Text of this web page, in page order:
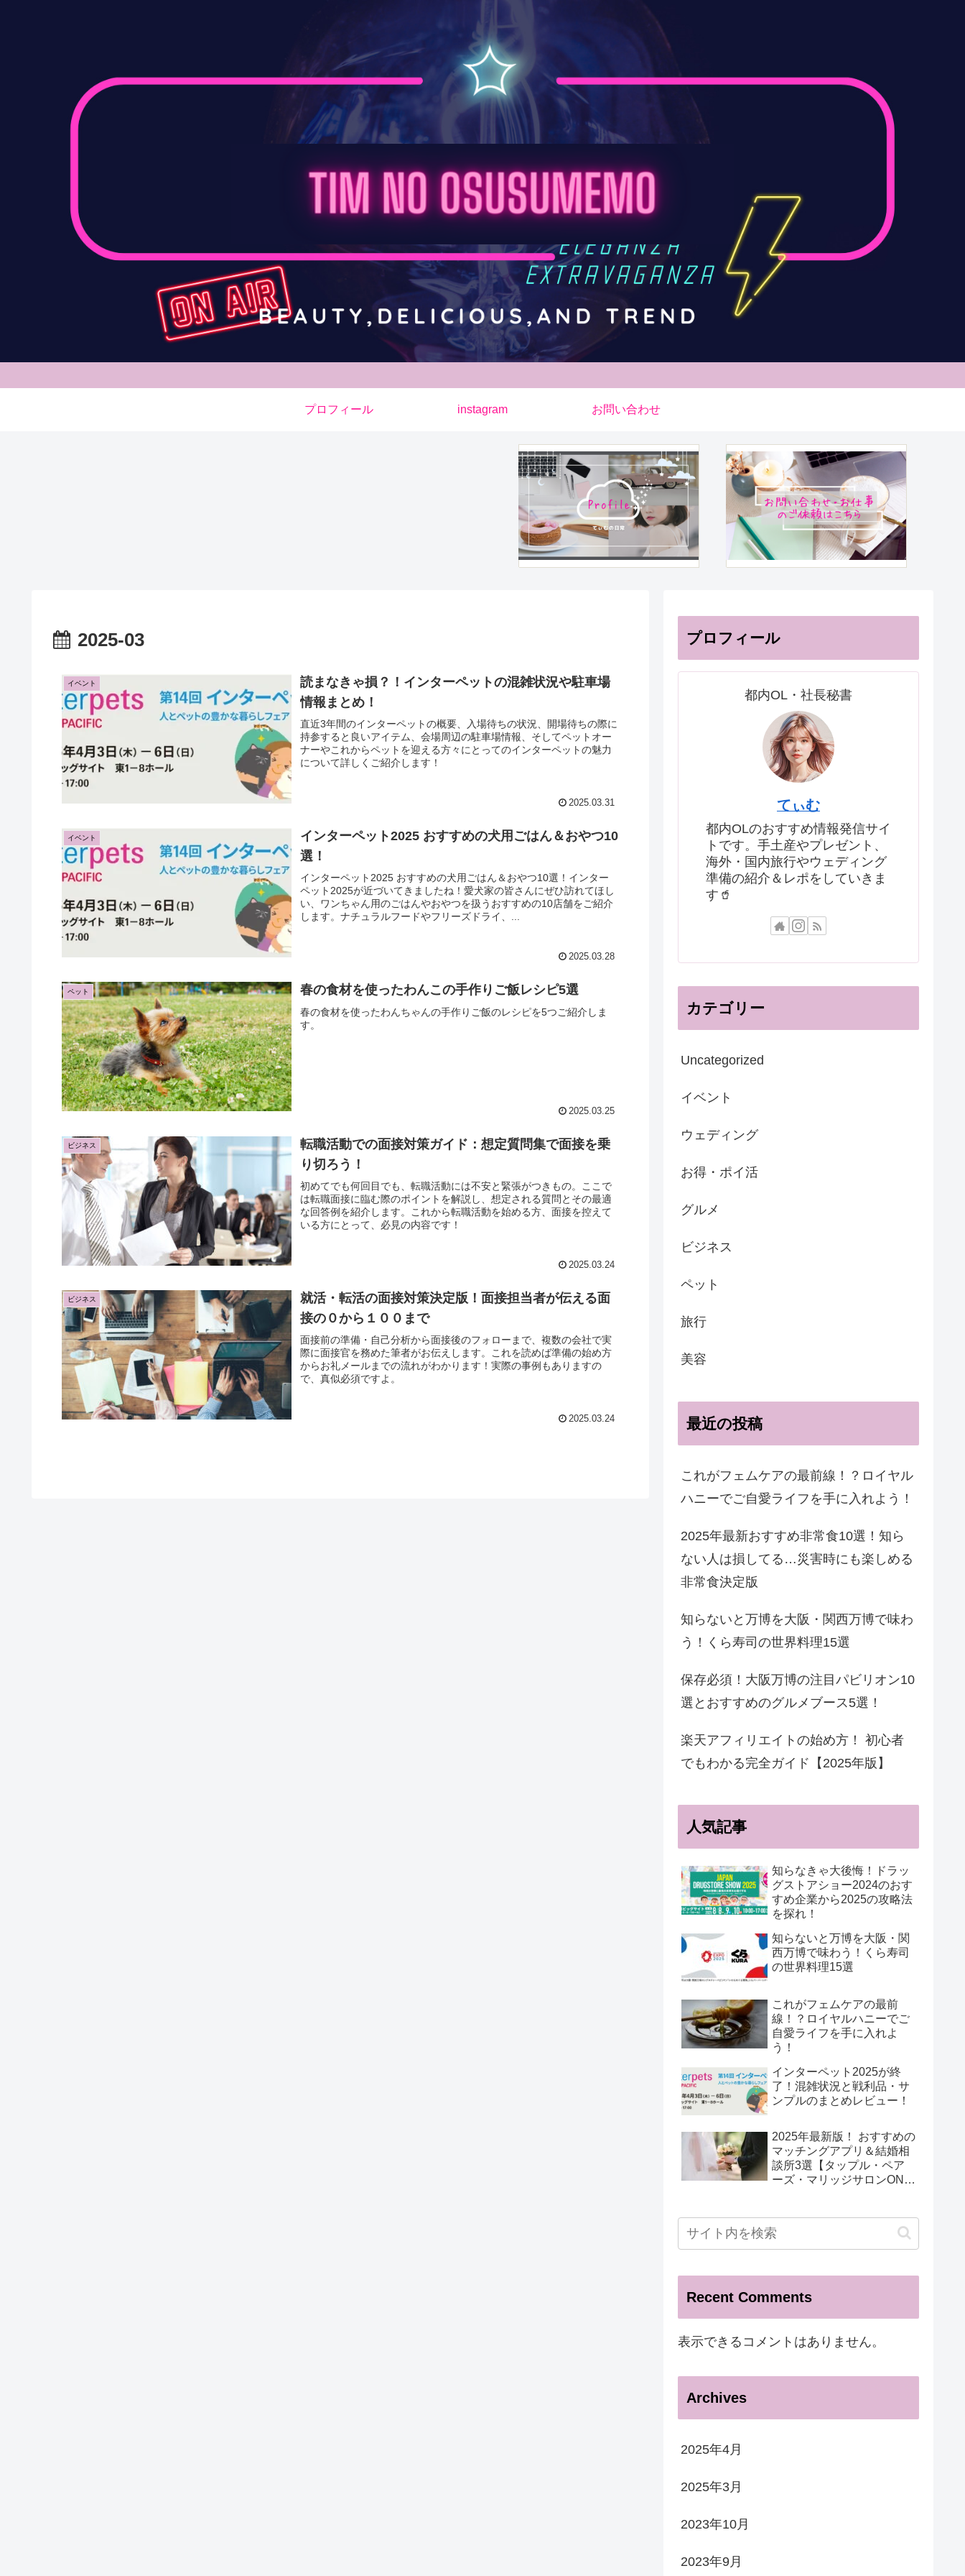
プロフィール instagram お問い合わせ
2025-03
イベント
読まなきゃ損？！インターペットの混雑状況や駐車場
情報まとめ！
直近3年間のインターペットの概要、入場待ちの状況、開場待ちの際に
持参すると良いアイテム、会場周辺の駐車場情報、そしてペットオー
ナーやこれからペットを迎える方々にとってのインターペットの魅力
について詳しくご紹介します！
2025.03.31
イベント
インターペット2025 おすすめの犬用ごはん＆おやつ10
選！
インターペット2025 おすすめの犬用ごはん＆おやつ10選！インター
ペット2025が近づいてきましたね！愛犬家の皆さんにぜひ訪れてほし
い、ワンちゃん用のごはんやおやつを扱うおすすめの10店舗をご紹介
します。ナチュラルフードやフリーズドライ、...
2025.03.28
ペット 春の食材を使ったわんこの手作りご飯レシピ5選
春の食材を使ったわんちゃんの手作りご飯のレシピを5つご紹介しま
す。
2025.03.25
ビジネス
転職活動での面接対策ガイド：想定質問集で面接を乗
り切ろう！
初めてでも何回目でも、転職活動には不安と緊張がつきもの。ここで
は転職面接に臨む際のポイントを解説し、想定される質問とその最適
な回答例を紹介します。これから転職活動を始める方、面接を控えて
いる方にとって、必見の内容です！
2025.03.24
ビジネス
就活・転活の面接対策決定版！面接担当者が伝える面
接の０から１００まで
面接前の準備・自己分析から面接後のフォローまで、複数の会社で実
際に面接官を務めた筆者がお伝えします。これを読めば準備の始め方
からお礼メールまでの流れがわかります！実際の事例もありますの
で、真似必須ですよ。
2025.03.24
プロフィール
都内OL・社長秘書
てぃむ
都内OLのおすすめ情報発信サイ
トです。手土産やプレゼント、
海外・国内旅行やウェディング
準備の紹介＆レポをしていきま
す🥤
カテゴリー
Uncategorized
イベント
ウェディング
お得・ポイ活
グルメ
ビジネス
ペット
旅行
美容
最近の投稿
これがフェムケアの最前線！？ロイヤル
ハニーでご自愛ライフを手に入れよう！
2025年最新おすすめ非常食10選！知ら
ない人は損してる…災害時にも楽しめる
非常食決定版
知らないと万博を大阪・関西万博で味わ
う！くら寿司の世界料理15選
保存必須！大阪万博の注目パビリオン10
選とおすすめのグルメブース5選！
楽天アフィリエイトの始め方！ 初心者
でもわかる完全ガイド【2025年版】
人気記事
知らなきゃ大後悔！ドラッ
グストアショー2024のおす
すめ企業から2025の攻略法
を探れ！
知らないと万博を大阪・関
西万博で味わう！くら寿司
の世界料理15選
これがフェムケアの最前
線！？ロイヤルハニーでご
自愛ライフを手に入れよ
う！
インターペット2025が終
了！混雑状況と戦利品・サ
ンプルのまとめレビュー！
2025年最新版！ おすすめの
マッチングアプリ＆結婚相
談所3選【タップル・ペア
ーズ・マリッジサロンONE
Recent Comments
表示できるコメントはありません。
Archives
2025年4月
2025年3月
2023年10月
2023年9月